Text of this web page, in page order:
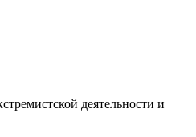
деятельности и